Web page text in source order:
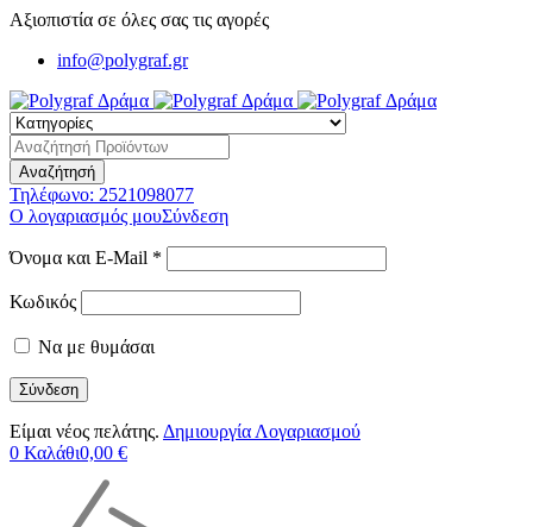
Αξιοπιστία σε όλες σας τις αγορές
info@polygraf.gr
Τηλέφωνο: 2521098077
Ο λογαριασμός μουΣύνδεση
Όνομα και E-Mail *
Κωδικός
Να με θυμάσαι
Είμαι νέος πελάτης. Δημιουργία Λογαριασμού
0 Καλάθι0,00 €